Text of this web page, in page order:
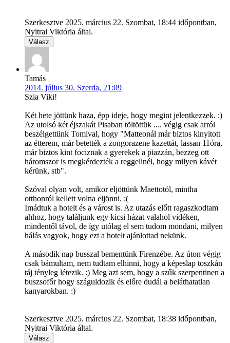
Szerkesztve 2025. március 22. Szombat, 18:44 időpontban,
Nyitrai Viktória által.
Válasz
Tamás
2014. július 30. Szerda, 21:09
Szia Viki!
Két hete jöttünk haza, épp ideje, hogy megint jelentkezzek. :)
Az utolsó két éjszakát Pisaban töltöttük .... végig csak arról
beszélgettünk Tomival, hogy "Matteonál már biztos kinyitott
az étterem, már betették a zongorazene kazettát, lassan 11óra,
már biztos kint fociznak a gyerekek a piazzán, bezzeg ott
háromszor is megkérdezték a reggelinél, hogy milyen kávét
kérünk, stb".
Szóval olyan volt, amikor eljöttünk Maettotól, mintha
otthonról kellett volna eljönni. :(
Imádtuk a hotelt és a várost is. Az utazás előtt ragaszkodtam
ahhoz, hogy találjunk egy kicsi házat valahol vidéken,
mindentől távol, de így utólag el sem tudom mondani, milyen
hálás vagyok, hogy ezt a hotelt ajánlottad nekünk.
A második nap busszal bementünk Firenzébe. Az úton végig
csak bámultam, nem tudtam elhinni, hogy a képeslap toszkán
táj tényleg létezik. :) Meg azt sem, hogy a szűk szerpentinen a
buszsofőr hogy száguldozik és előre dudál a beláthatatlan
kanyarokban. :)
Szerkesztve 2025. március 22. Szombat, 18:38 időpontban,
Nyitrai Viktória által.
Válasz